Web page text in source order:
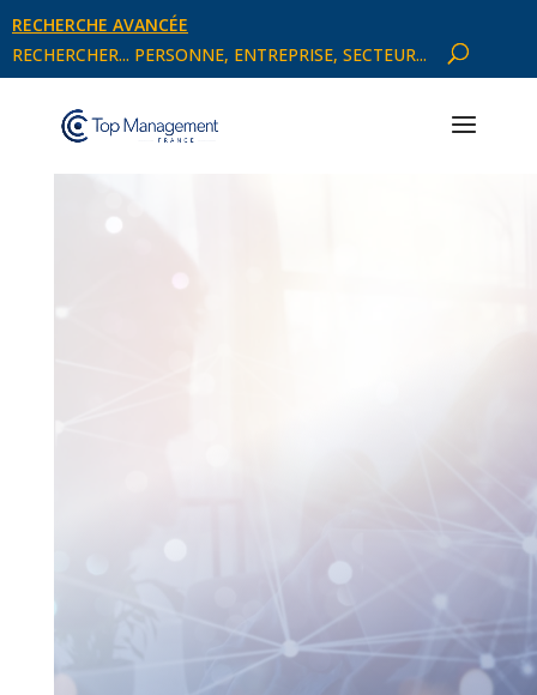
RECHERCHER... PERSONNE, ENTREPRISE, SECTEUR...
RECHERCHE AVANCÉE